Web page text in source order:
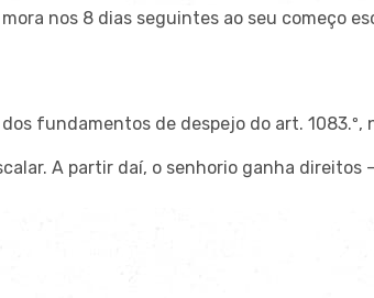
nos 8 dias seguintes ao seu começo
fundamentos de despejo do art. 1083.º,
A partir daí, o senhorio ganha direitos